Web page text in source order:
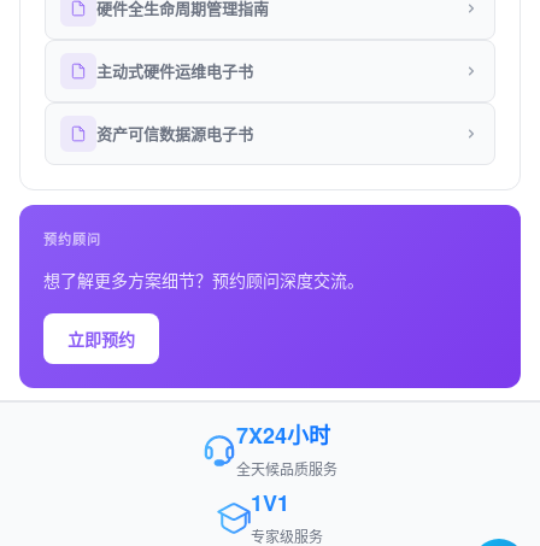
硬件全生命周期管理指南
主动式硬件运维电子书
资产可信数据源电子书
预约顾问
想了解更多方案细节？预约顾问深度交流。
立即预约
7X24小时
全天候品质服务
1V1
专家级服务